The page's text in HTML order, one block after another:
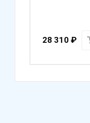
28 310 ₽